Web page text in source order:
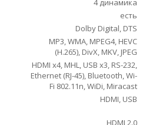
4 динамика
есть
Dolby Digital, DTS
MP3, WMA, MPEG4, HEVC
(H.265), DivX, MKV, JPEG
HDMI x4, MHL, USB x3, RS-232,
Ethernet (RJ-45), Bluetooth, Wi-
Fi 802.11n, WiDi, Miracast
HDMI, USB
HDMI 2.0